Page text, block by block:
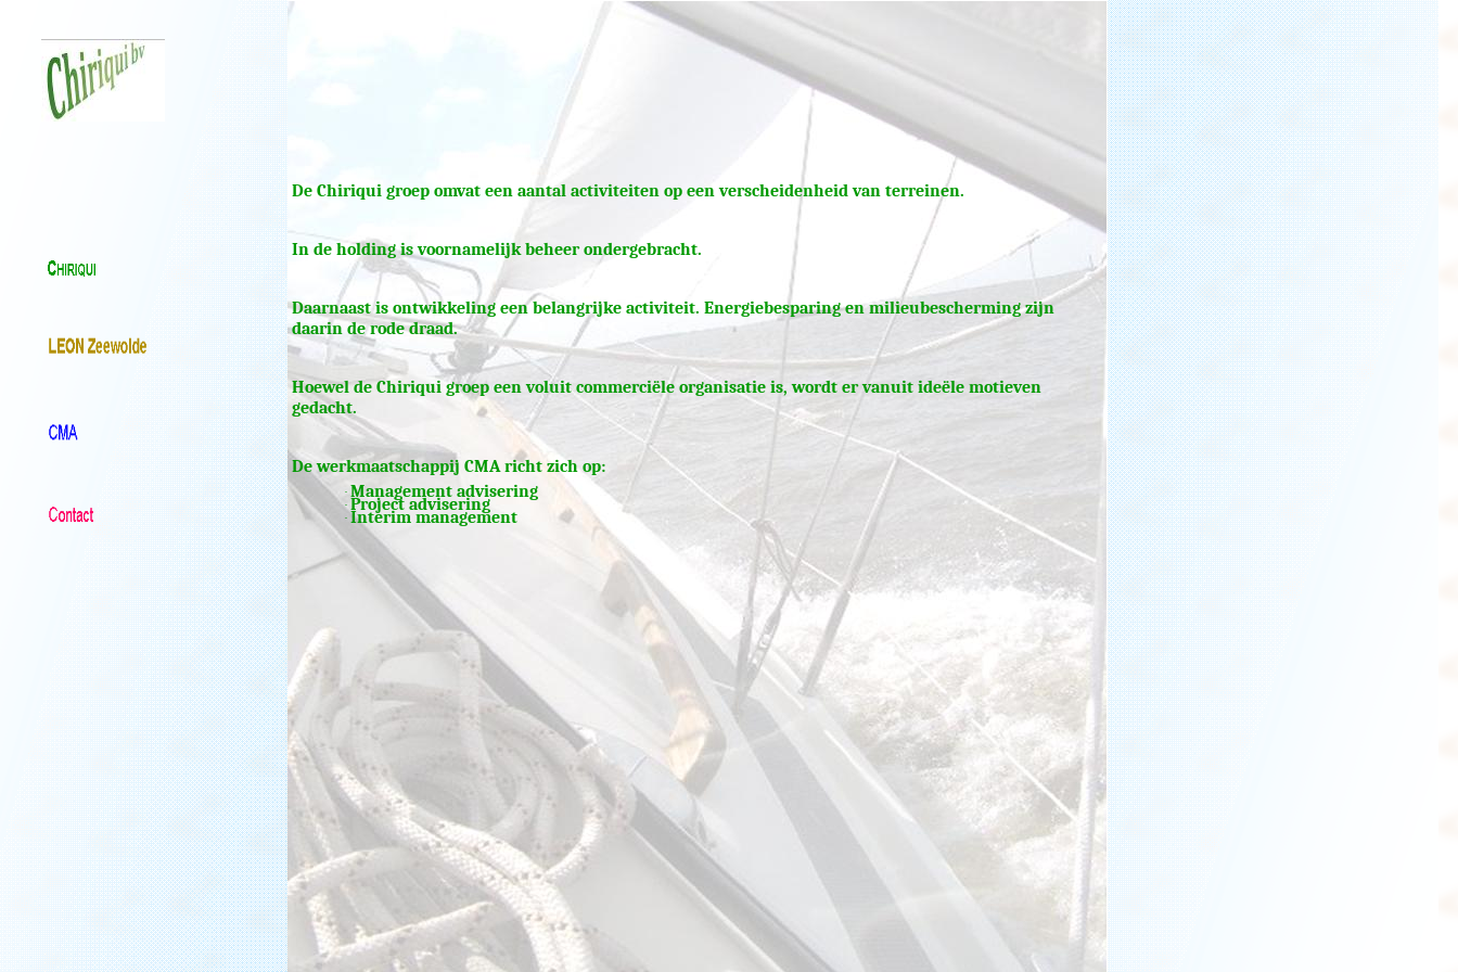
De Chiriqui groep omvat een aantal activiteiten op een verscheidenheid van terreinen.
In de holding is voornamelijk beheer ondergebracht.
Daarnaast is ontwikkeling een belangrijke activiteit. Energiebesparing en milieubescherming zijn
daarin de rode draad.
Hoewel de Chiriqui groep een voluit commerciële organisatie is, wordt er vanuit ideële motieven
gedacht.
De werkmaatschappij CMA richt zich op:
· Management advisering
· Project advisering
·Interim management